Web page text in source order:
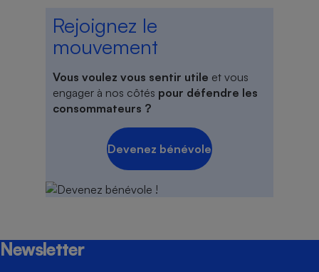
Rejoignez le
mouvement
Vous voulez vous sentir utile et vous
engager à nos côtés pour défendre les
consommateurs ?
Devenez bénévole
Newsletter